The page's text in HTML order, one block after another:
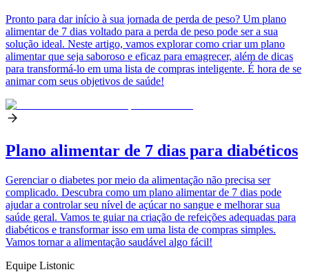
Pronto para dar início à sua jornada de perda de peso? Um plano
alimentar de 7 dias voltado para a perda de peso pode ser a sua
solução ideal. Neste artigo, vamos explorar como criar um plano
alimentar que seja saboroso e eficaz para emagrecer, além de dicas
para transformá-lo em uma lista de compras inteligente. É hora de se
animar com seus objetivos de saúde!
Plano alimentar de 7 dias para diabéticos
Gerenciar o diabetes por meio da alimentação não precisa ser
complicado. Descubra como um plano alimentar de 7 dias pode
ajudar a controlar seu nível de açúcar no sangue e melhorar sua
saúde geral. Vamos te guiar na criação de refeições adequadas para
diabéticos e transformar isso em uma lista de compras simples.
Vamos tornar a alimentação saudável algo fácil!
Equipe Listonic